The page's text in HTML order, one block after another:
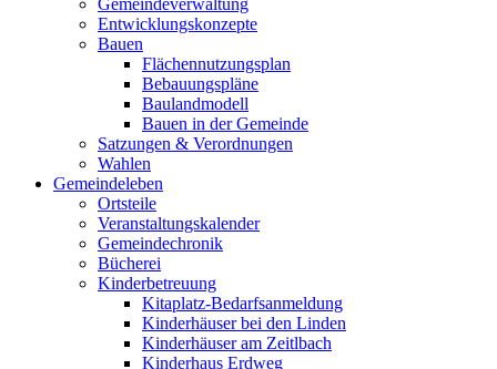
Gemeindeverwaltung
Entwicklungskonzepte
Bauen
Flächennutzungsplan
Bebauungspläne
Baulandmodell
Bauen in der Gemeinde
Satzungen & Verordnungen
Wahlen
Gemeindeleben
Ortsteile
Veranstaltungskalender
Gemeindechronik
Bücherei
Kinderbetreuung
Kitaplatz-Bedarfsanmeldung
Kinderhäuser bei den Linden
Kinderhäuser am Zeitlbach
Kinderhaus Erdweg